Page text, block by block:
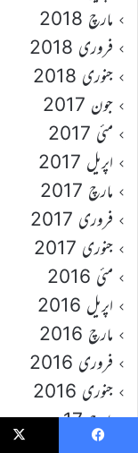
مارچ 2018
فروری 2018
جنوری 2018
جون 2017
مئی 2017
اپریل 2017
مارچ 2017
فروری 2017
جنوری 2017
مئی 2016
اپریل 2016
مارچ 2016
فروری 2016
جنوری 2016
مارچ 17